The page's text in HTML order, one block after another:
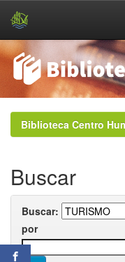
navigationBiblioteca Centro
Buscar
Buscar:
por